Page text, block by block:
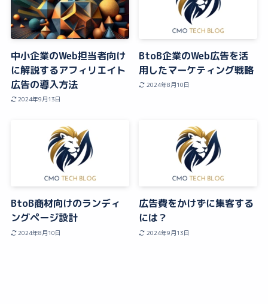
中小企業のWeb担当者向け
に解説するアフィリエイト
広告の導入方法
2024年9月13日
BtoB企業のWeb広告を活
用したマーケティング戦略
2024年8月10日
BtoB商材向けのランディ
ングページ設計
2024年8月10日
広告費をかけずに集客する
には？
2024年9月13日